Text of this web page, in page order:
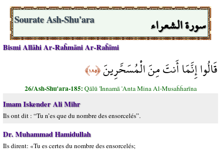
سورة الشعراء Sourate Ash-Shu'ara
Bismi Allāhi Ar-Raĥmāni Ar-Raĥīmi
قَالُوا إِنَّمَا أَنتَ مِنَ الْمُسَحَّرِينَ﴿١٨٥﴾
26/Ash-Shu'ara-185:Qālū 'Innamā 'Anta Mina Al-Musaĥĥarīna
Imam Iskender Ali Mihr
Ils ont dit : “Tu n’es que du nombre des ensorcelés”.
Dr. Muhammad Hamidullah
Ils dirent: «Tu es certes du nombre des ensorcelés;